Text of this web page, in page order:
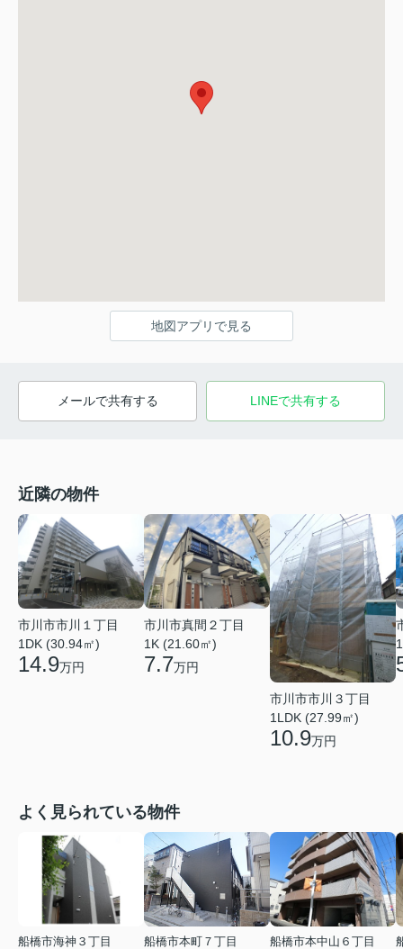
地図アプリで見る
メールで共有する LINEで共有する
近隣の物件
市川市市川１丁目
1DK (30.94㎡)
14.9万円
市川市真間２丁目
1K (21.60㎡)
7.7万円
市川市市川３丁目
1LDK (27.99㎡)
10.9万円
よく見られている物件
船橋市海神３丁目
船橋市本町７丁目
船橋市本中山６丁目